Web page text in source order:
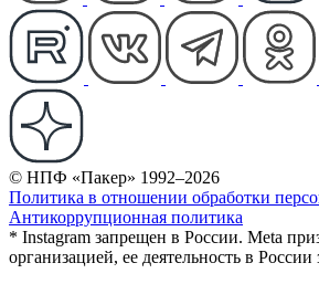
© НПФ «Пакер» 1992–2026
Политика в отношении обработки
Антикоррупционная политика
* Instagram запрещен в России. Meta
организацией, ее деятельность в России